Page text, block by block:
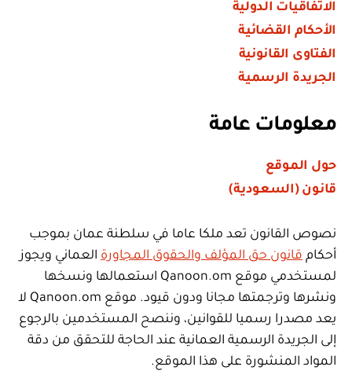
الاتفاقيات الدولية
الأحكام القضائية
الفتاوى القانونية
الجريدة الرسمية
معلومات عامة
حول الموقع
قانون (السعودية)
نصوص القانون تعد ملكا عاما في سلطنة عمان بموجب
أحكام قانون حق المؤلف والحقوق المجاورة العماني ويجوز
لمستخدمي موقع Qanoon.om استعمالها ونسخها
ونشرها وترجمتها مجانا ودون قيود. موقع Qanoon.om لا
يعد مصدرا رسميا للقوانين، وننصح المستخدمين بالرجوع
إلى الجريدة الرسمية العمانية عند الحاجة للتحقق من دقة
المواد المنشورة على هذا الموقع.